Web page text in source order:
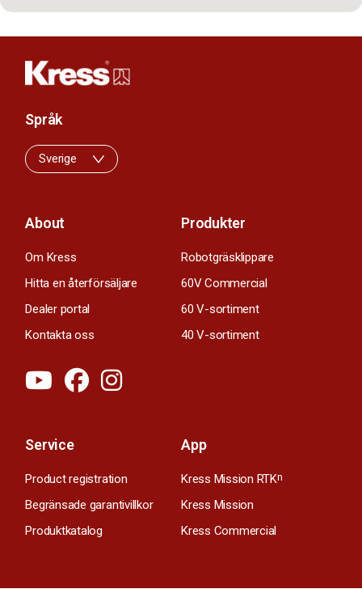
About
Om Kress
Hitta en återförsäljare
Dealer portal
Kontakta oss
Produkter
Robotgräsklippare
60V Commercial
60 V-sortiment
40 V-sortiment
Service
Product registration
Begränsade garantivillkor
Produktkatalog
App
Kress Mission RTKn
Kress Mission
Kress Commercial
Språk
Sverige